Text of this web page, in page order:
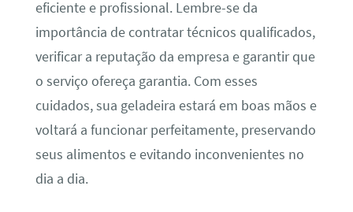
eficiente e profissional. Lembre-se da
importância de contratar técnicos qualificados,
verificar a reputação da empresa e garantir que
o serviço ofereça garantia. Com esses
cuidados, sua geladeira estará em boas mãos e
voltará a funcionar perfeitamente, preservando
seus alimentos e evitando inconvenientes no
dia a dia.